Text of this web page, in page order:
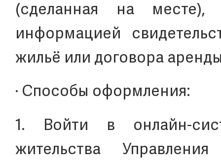
(сделанная на
информацией
жильё или договора
· Способы оформления:
1. Войти в онлайн-
жительства